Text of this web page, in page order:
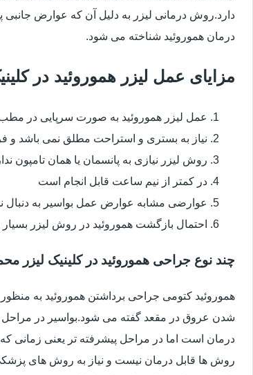
دارد.روش درمانی لیزر به دلیل آن که عوارض جانبی
درمان هموروئید شناخته می شود.
مزایای عمل لیزر هموروئید در
عمل لیزر هموروئید به صورت سرپایی در
نیاز به بستری و استراحت مطلق نمی باشد و
روش لیزر نیازی به پانسمان یا همان تامپون
در کمتر از نیم ساعت قابل انجام است
عوارضی مشابه عوارض عمل بواسیر به دنبال
احتمال بازگشت هموروئید در روش لیزر بسیار
چند نوع جراحی هموروئید در کلینیک لیزر
هموروئید کتومی جراحی برداشتن هموروئید به
شدن عروق در مقعد گفته می شود.بواسیر در مراحل
درمان است اما در مراحل پیشرفته تر یعنی زمانی که
روش ها قابل درمان نیست و نیاز به روش های